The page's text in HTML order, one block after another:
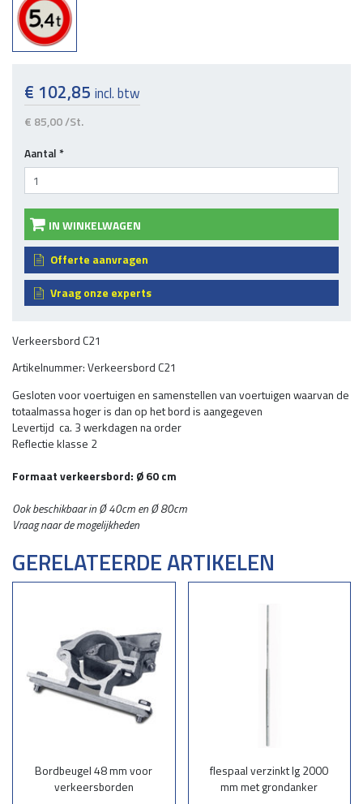
Verkeersbord C21
Artikelnummer: Verkeersbord C21
Gesloten voor voertuigen en samenstellen van voertuigen waarvan de
totaalmassa hoger is dan op het bord is aangegeven
Levertijd ca. 3 werkdagen na order
Reflectie klasse 2
Formaat verkeersbord: Ø 60 cm
Ook beschikbaar in Ø 40cm en Ø 80cm
Vraag naar de mogelijkheden
€ 102,85 incl. btw
€ 85,00/St.
Aantal*
IN WINKELWAGEN
Offerte aanvragen
Vraag onze experts
GERELATEERDE ARTIKELEN
Bordbeugel 48 mm voor
verkeersborden
flespaal verzinkt lg 2000
mm met grondanker